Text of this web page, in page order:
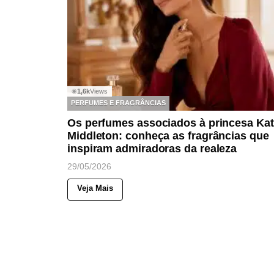
◉1,6kViews
PERFUMES E FRAGRÂNCIAS
Os perfumes associados à princesa
Middleton: conheça as fragrâncias que
inspiram admiradoras da realeza
29/05/2026
Veja Mais